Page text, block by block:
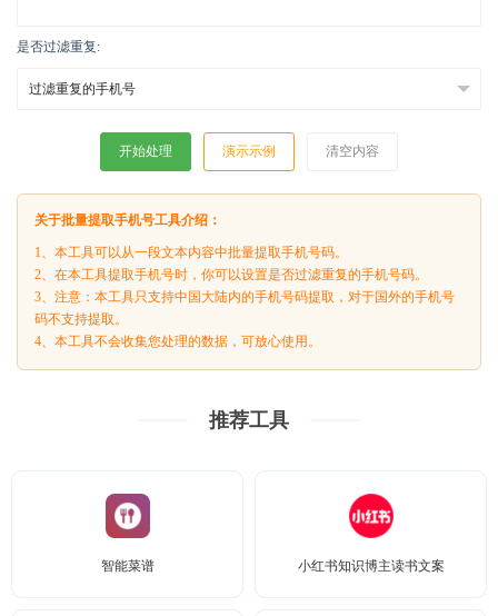
是否过滤重复:
开始处理 演示示例 清空内容
关于批量提取手机号工具介绍：
1、本工具可以从一段文本内容中批量提取手机号码。
2、在本工具提取手机号时，你可以设置是否过滤重复的手机号码。
3、注意：本工具只支持中国大陆内的手机号码提取，对于国外的手机号
码不支持提取。
4、本工具不会收集您处理的数据，可放心使用。
推荐工具
智能菜谱 小红书知识博主读书文案